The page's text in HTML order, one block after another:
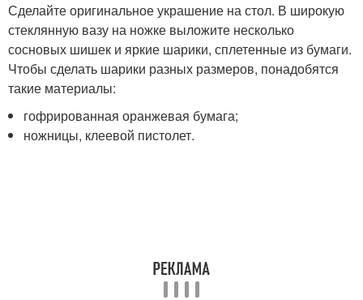
Сделайте оригинальное украшение на стол. В широкую
стеклянную вазу на ножке выложите несколько
сосновых шишек и яркие шарики, сплетенные из бумаги.
Чтобы сделать шарики разных размеров, понадобятся
такие материалы:
гофрированная оранжевая бумага;
ножницы, клеевой пистолет.